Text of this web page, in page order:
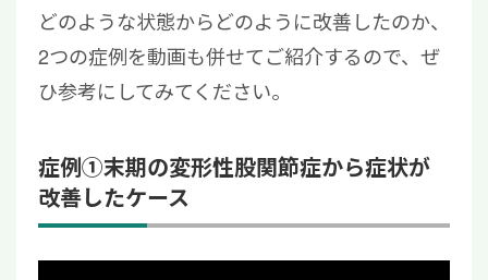
どのような状態からどのように改善したのか、
2つの症例を動画も併せてご紹介するので、ぜ
ひ参考にしてみてください。
症例①末期の変形性股関節症から症状が
改善したケース